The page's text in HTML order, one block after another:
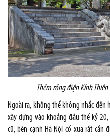
Thềm rồng điện Kính
Ngoài ra, không thể không nhắc
xây dựng vào khoảng đầu thế kỷ
cũ, bên cạnh Hà Nội cổ xưa rất cần